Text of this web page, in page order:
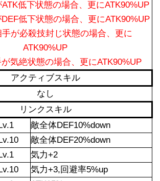
低下状態の場合、更にATK90%UP
低下状態の場合、更にATK90%UP
が必殺技封じ状態の場合、更に
ATK90%UP
気絶状態の場合、更にATK90%UP
アクティブスキル
なし
リンクスキル
敵全体DEF10%down
敵全体DEF20%down
気力+2
気力+3,回避率5%up